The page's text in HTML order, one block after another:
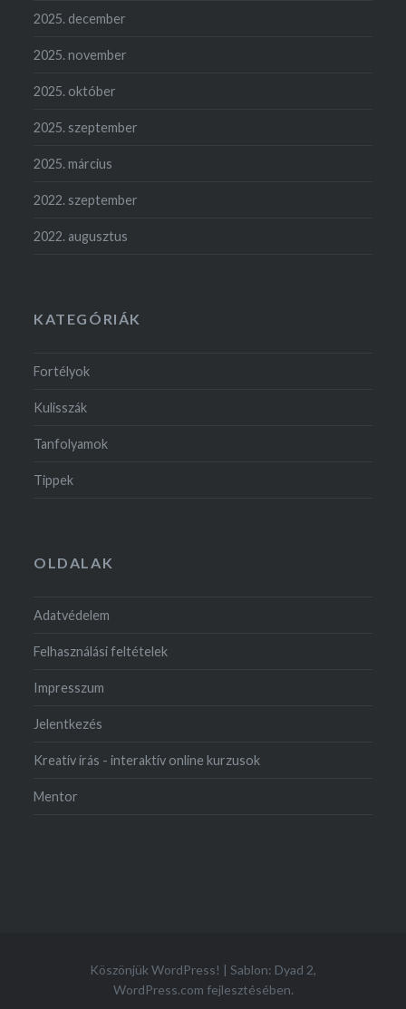
2025. december
2025. november
2025. október
2025. szeptember
2025. március
2022. szeptember
2022. augusztus
KATEGÓRIÁK
Fortélyok
Kulisszák
Tanfolyamok
Tippek
OLDALAK
Adatvédelem
Felhasználási feltételek
Impresszum
Jelentkezés
Kreatív írás - interaktív online kurzusok
Mentor
Köszönjük WordPress! | Sablon: Dyad 2,
WordPress.com fejlesztésében.